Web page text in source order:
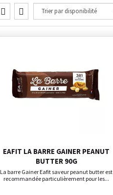
EAFIT LA BARRE GAINER PEANUT
BUTTER 90G
La barre Gainer Eafit saveur peanut butter est
recommandée particulièrement pour les...